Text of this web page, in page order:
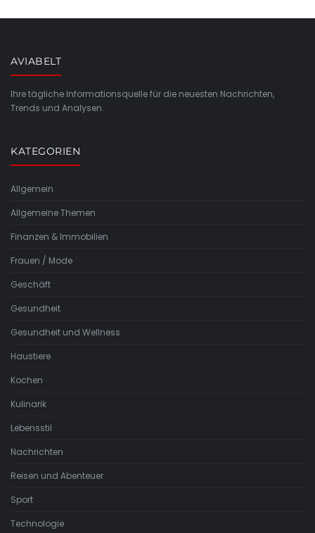
AVIABELT
Ihre tägliche Informationsquelle für die neuesten Nachrichten,
Trends und Analysen.
KATEGORIEN
Allgemein
Allgemeine Themen
Finanzen & Immobilien
Frauen / Mode
Geschäft
Gesundheit
Gesundheit und Wellness
Haustiere
Kochen
Kulinarik
Lebensstil
Nachrichten
Reisen und Abenteuer
Sport
Technologie